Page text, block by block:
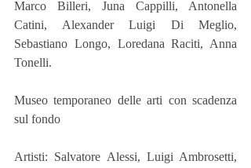
Marco Billeri, Juna Cappilli, Antonella
Catini, Alexander Luigi Di Meglio,
Sebastiano Longo, Loredana Raciti, Anna
Tonelli.
Museo temporaneo delle arti con scadenza
sul fondo
Artisti: Salvatore Alessi, Luigi Ambrosetti,